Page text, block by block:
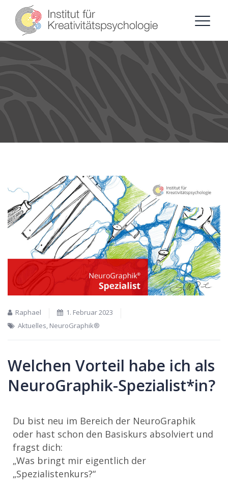
Raphael
1. Februar 2023
Aktuelles, NeuroGraphik®
Welchen Vorteil habe ich als
NeuroGraphik-Spezialist*in?
Du bist neu im Bereich der NeuroGraphik
oder hast schon den Basiskurs absolviert und
fragst dich:
„Was bringt mir eigentlich der
„Spezialistenkurs?“